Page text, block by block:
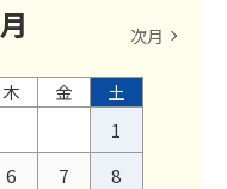
月 次月
木 金
土
1
6 7
8